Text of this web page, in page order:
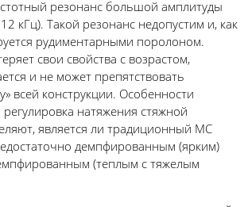
резонанс большой амплитуды
кГц). Такой резонанс недопустим и, как
рудиментарными поролоном.
свои свойства с возрастом,
и не может препятствовать
всей конструкции. Особенности
натяжения стяжной
является ли традиционный МС
демпфированным (ярким)
(теплым с тяжелым